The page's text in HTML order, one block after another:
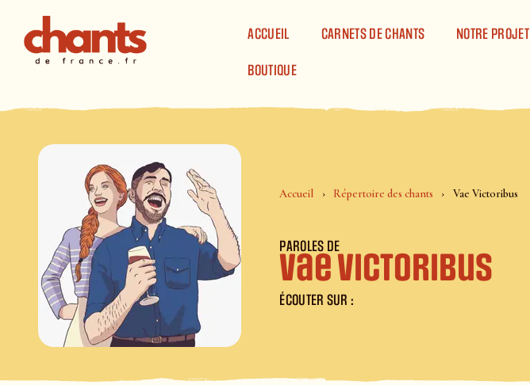
ACCUEIL
CARNETS DE CHANTS NOTRE PROJET
BOUTIQUE
Accueil Répertoire des chants Vae Victoribus
PAROLES DE
Vae Victoribus
ÉCOUTER SUR :